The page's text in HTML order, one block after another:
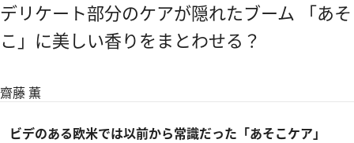
デリケート部分のケアが隠れたブーム 「あそ
こ」に美しい香りをまとわせる？
齋藤 薫
ビデのある欧米では以前から常識だった「あそこケア」